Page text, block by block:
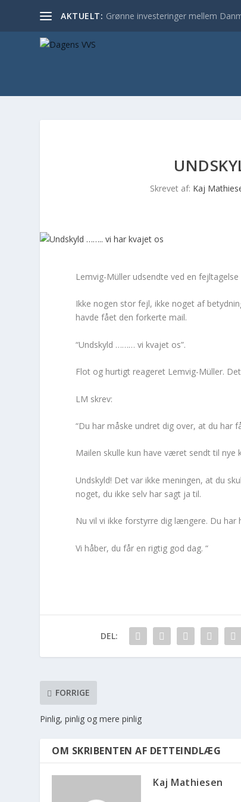
AKTUELT: Grønne investeringer mellem
Skrevet af: Kaj
Lemvig-Müller udsendte ved en
Ikke nogen stor fejl, ikke noget af
havde fået den forkerte mail.
“Undskyld ……… vi kvajet os”.
Flot og hurtigt reageret Lemvig-Müller.
LM skrev:
“Du har måske undret dig over, at du har
Mailen skulle kun have været sendt til
Undskyld! Det var ikke meningen, at du
noget, du ikke selv har sagt ja til.
Nu vil vi ikke forstyrre dig længere. Du
Vi håber, du får en rigtig god dag. “
DEL:
FORRIGE
Pinlig, pinlig og mere pinlig
OM SKRIBENTEN AF DETTEINDLÆG
Kaj Mathiesen